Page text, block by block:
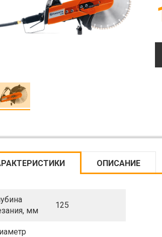
ОПИСАНИЕ
мм
125